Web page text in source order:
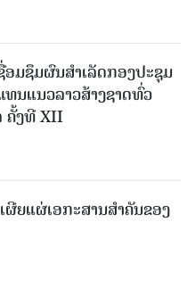
ອມຊຶມຜົນສໍາເລັດກອງປະຊຸມ
ນແນວລາວສ້າງຊາດທົ່ວ
ຄັ້ງທີ XII
ຜີຍແຜ່ເອກະສານສໍາຄັນຂອງ